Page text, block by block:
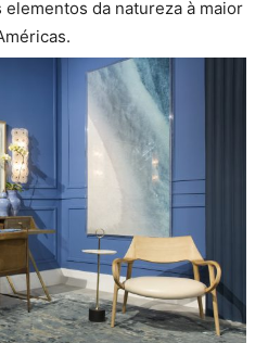
da natureza à maior